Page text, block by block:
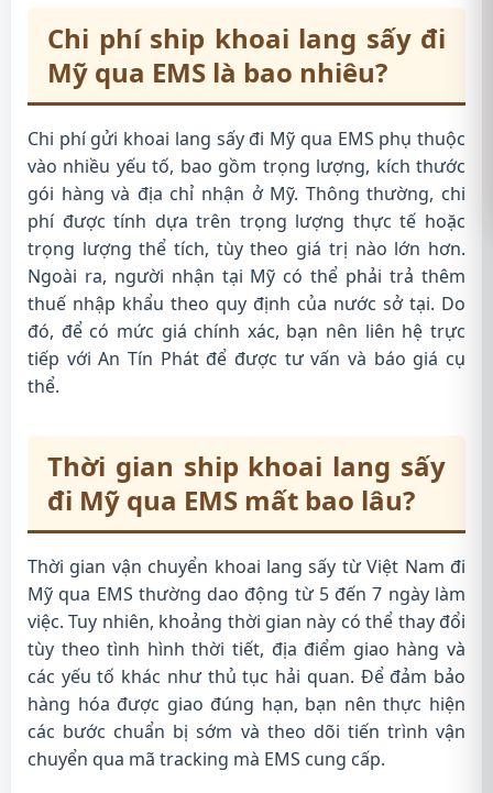
Chi phí ship khoai lang sấy đi
Mỹ qua EMS là bao nhiêu?
Chi phí gửi khoai lang sấy đi Mỹ qua EMS phụ thuộc
vào nhiều yếu tố, bao gồm trọng lượng, kích thước
gói hàng và địa chỉ nhận ở Mỹ. Thông thường, chi
phí được tính dựa trên trọng lượng thực tế hoặc
trọng lượng thể tích, tùy theo giá trị nào lớn hơn.
Ngoài ra, người nhận tại Mỹ có thể phải trả thêm
thuế nhập khẩu theo quy định của nước sở tại. Do
đó, để có mức giá chính xác, bạn nên liên hệ trực
tiếp với An Tín Phát để được tư vấn và báo giá cụ
thể.
Thời gian ship khoai lang sấy
đi Mỹ qua EMS mất bao lâu?
Thời gian vận chuyển khoai lang sấy từ Việt Nam đi
Mỹ qua EMS thường dao động từ 5 đến 7 ngày làm
việc. Tuy nhiên, khoảng thời gian này có thể thay đổi
tùy theo tình hình thời tiết, địa điểm giao hàng và
các yếu tố khác như thủ tục hải quan. Để đảm bảo
hàng hóa được giao đúng hạn, bạn nên thực hiện
các bước chuẩn bị sớm và theo dõi tiến trình vận
chuyển qua mã tracking mà EMS cung cấp.